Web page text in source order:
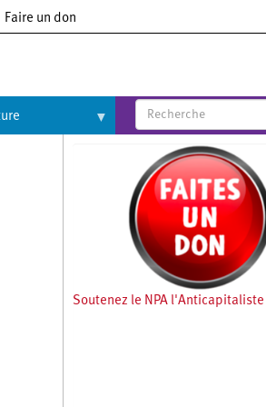
Faire un don
Soutenez le NPA l'Anticapitaliste